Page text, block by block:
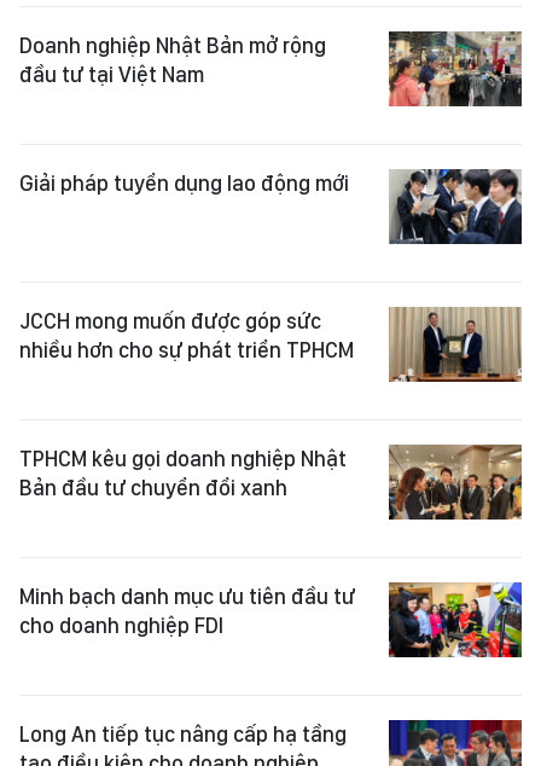
Doanh nghiệp Nhật Bản mở rộng
đầu tư tại Việt Nam
Giải pháp tuyển dụng lao động mới
JCCH mong muốn được góp sức
nhiều hơn cho sự phát triển TPHCM
TPHCM kêu gọi doanh nghiệp Nhật
Bản đầu tư chuyển đổi xanh
Minh bạch danh mục ưu tiên đầu tư
cho doanh nghiệp FDI
Long An tiếp tục nâng cấp hạ tầng